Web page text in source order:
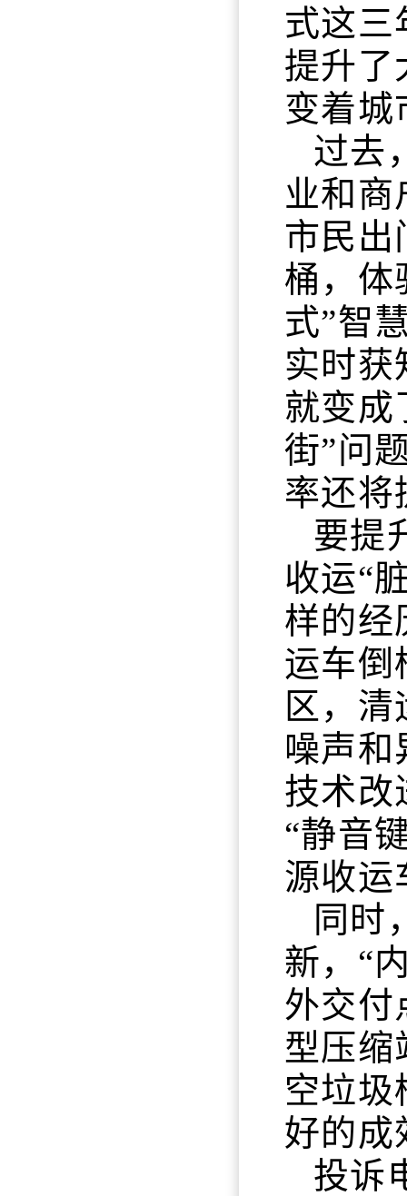
式这三
提升了
变着城
过去
业和商
市民出
桶，体
式”智
实时获
就变成
街”问
率还将
要提
收运“
样的经
运车倒
区，
噪声和
技术改
“静音
源收运
同时
新，“
外交付
型压缩
空垃圾
好的成
投诉